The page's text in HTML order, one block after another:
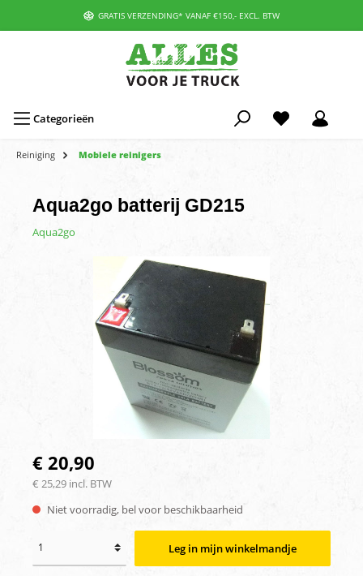
GRATIS VERZENDING* VANAF €150,- EXCL. BTW
Categorieën
Reiniging Mobiele reinigers
Aqua2go batterij GD215
Aqua2go
€ 20,90
€ 25,29 incl. BTW
Niet voorradig, bel voor beschikbaarheid
Leg in mijn winkelmandje